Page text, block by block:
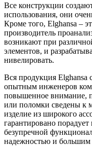
Все конструкции
использования, они
Кроме того, Elghansa –
производитель
возникают при
элементов, и
нивелировать.
Вся продукция Elghansa
опытным инженеров
повышенное внимание,
или поломки сведены к
изделие из широкого
гарантировано
безупречной
надежностью и большим